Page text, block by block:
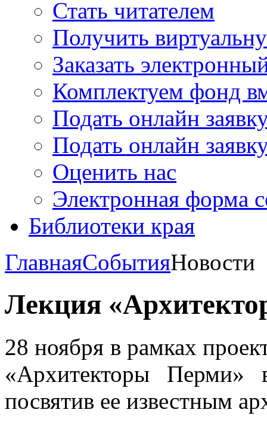
Стать читателем
Получить
Заказать
Комплектуем фонд
Подать онлайн
Подать онлайн
Оценить нас
Электронная форма
Библиотеки края
ГлавнаяСобытияНовости
Лекция
​28 ноября в рамках
«Архитекторы Перми»
посвятив ее известным